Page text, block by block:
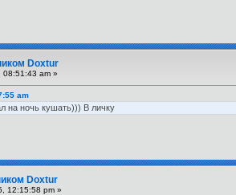
Doxtur
am »
am
на ночь кушать))) В личку
Doxtur
12:15:58 pm »